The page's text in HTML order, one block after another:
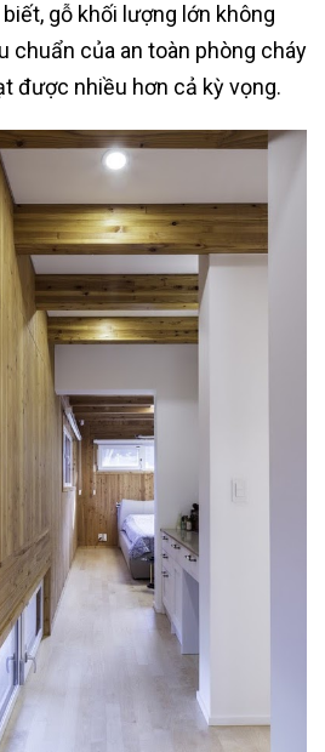
gỗ khối lượng lớn không
chuẩn của an toàn phòng cháy
được nhiều hơn cả kỳ vọng.